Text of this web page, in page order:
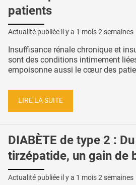
patients
Actualité publiée il y a 1 mois 2 semaines
Insuffisance rénale chronique et
sont des conditions intimement
empoisonne aussi le cœur des
LIRE LA SUITE
DIABÈTE de type 2 :
tirzépatide, un gain de
Actualité publiée il y a 1 mois 2 semaines